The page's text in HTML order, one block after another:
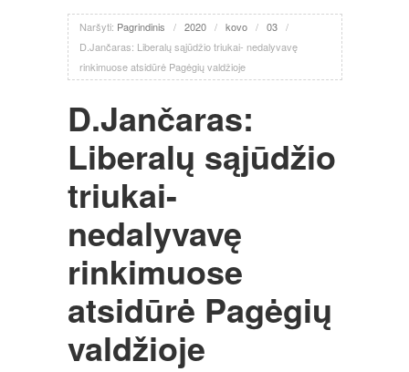
Naršyti: Pagrindinis / 2020 / kovo / 03 /
D.Jančaras: Liberalų sąjūdžio triukai- nedalyvavę
rinkimuose atsidūrė Pagėgių valdžioje
D.Jančaras:
Liberalų sąjūdžio
triukai-
nedalyvavę
rinkimuose
atsidūrė Pagėgių
valdžioje